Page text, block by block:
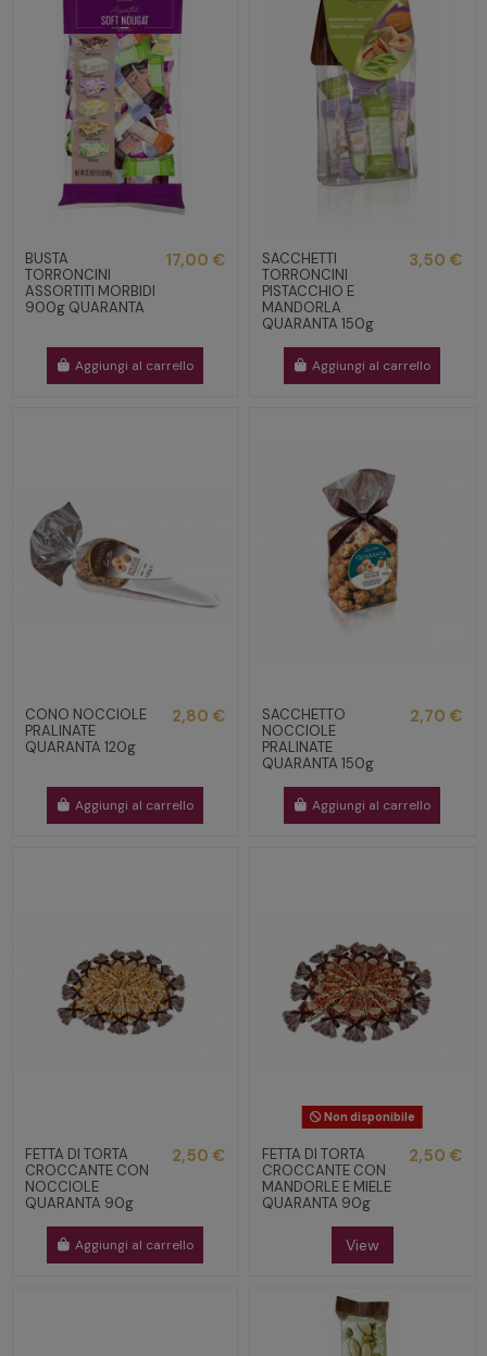
BUSTA
TORRONCINI
ASSORTITI MORBIDI
900g QUARANTA
17,00 €
Aggiungi al carrello
SACCHETTI
TORRONCINI
PISTACCHIO E
MANDORLA
QUARANTA 150g
3,50 €
Aggiungi al carrello
CONO NOCCIOLE
PRALINATE
QUARANTA 120g
2,80 €
Aggiungi al carrello
SACCHETTO
NOCCIOLE
PRALINATE
QUARANTA 150g
2,70 €
Aggiungi al carrello
FETTA DI TORTA
CROCCANTE CON
NOCCIOLE
QUARANTA 90g
2,50 €
Aggiungi al carrello
Non disponibile
FETTA DI TORTA
CROCCANTE CON
MANDORLE E MIELE
QUARANTA 90g
2,50 €
View